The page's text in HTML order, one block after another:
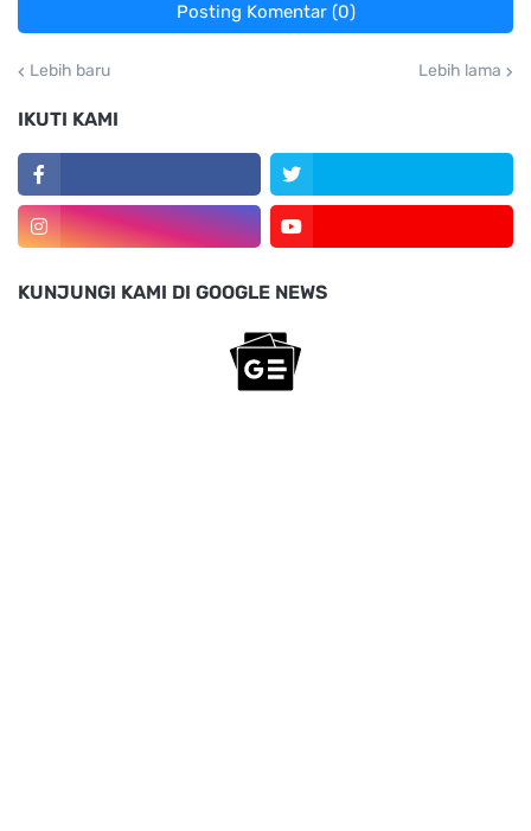
Posting Komentar (0)
Lebih baru Lebih lama
IKUTI KAMI
KUNJUNGI KAMI DI GOOGLE NEWS